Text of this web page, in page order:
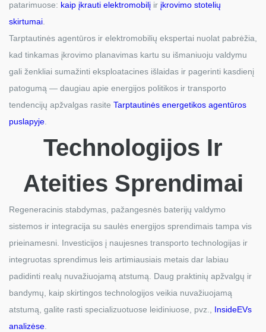
patarimuose: kaip įkrauti elektromobilį ir įkrovimo stotelių
skirtumai
Tarptautinės agentūros ir elektromobilių ekspertai nuolat pabrėžia,
kad tinkamas įkrovimo planavimas kartu su išmaniuoju valdymu
gali ženkliai sumažinti eksploatacines išlaidas ir pagerinti kasdienį
patogumą — daugiau apie energijos politikos ir transporto
tendencijų apžvalgas rasite Tarptautinės energetikos agentūros
puslapyje
Technologijos Ir
Ateities Sprendimai
Regeneracinis stabdymas, pažangesnės baterijų valdymo
sistemos ir integracija su saulės energijos sprendimais tampa vis
prieinamesni. Investicijos į naujesnes transporto technologijas ir
integruotas sprendimus leis artimiausiais metais dar labiau
padidinti realų nuvažiuojamą atstumą. Daug praktinių apžvalgų ir
bandymų, kaip skirtingos technologijos veikia nuvažiuojamą
atstumą, galite rasti specializuotuose leidiniuose, pvz., InsideEVs
analizėse